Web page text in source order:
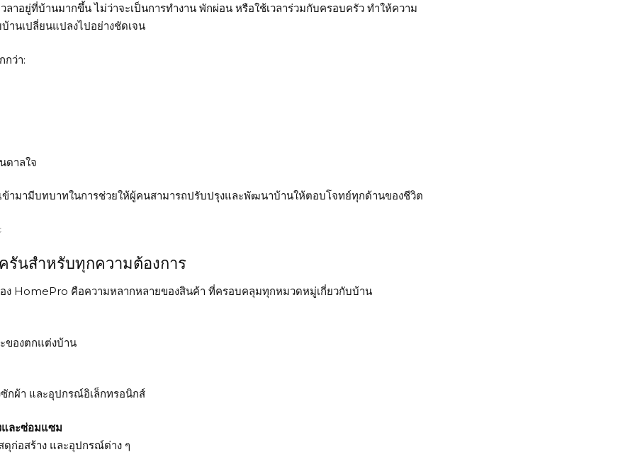
ลาอยู่ที่บ้านมากขึ้น ไม่ว่าจะเป็นการทำงาน พักผ่อน หรือใช้เวลาร่วมกับครอบครัว ทำให้ความ
บ้านเปลี่ยนแปลงไปอย่างชัดเจน
กว่า:
ดาลใจ
ข้ามามีบทบาทในการช่วยให้ผู้คนสามารถปรับปรุงและพัฒนาบ้านให้ตอบโจทย์ทุกด้านของชีวิต
รันสำหรับทุกความต้องการ
ง HomePro คือความหลากหลายของสินค้า ที่ครอบคลุมทุกหมวดหมู่เกี่ยวกับบ้าน
ของตกแต่งบ้าน
ซักผ้า และอุปกรณ์อิเล็กทรอนิกส์
ละซ่อมแซม
ดุก่อสร้าง และอุปกรณ์ต่าง ๆ